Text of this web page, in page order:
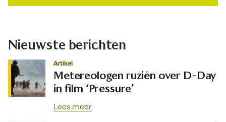
Nieuwste berichten
Artikel
Metereologen ruziën over D-Day
in film ‘Pressure’
Lees meer